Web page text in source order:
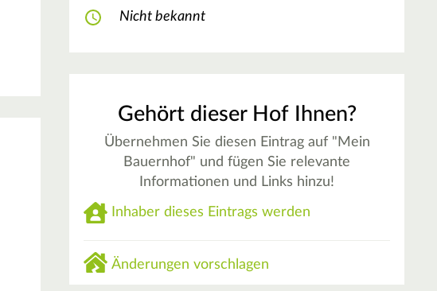
Nicht bekannt
Gehört dieser Hof Ihnen?
Übernehmen Sie diesen Eintrag auf "Mein
Bauernhof" und fügen Sie relevante
Informationen und Links hinzu!
Inhaber dieses Eintrags werden
Änderungen vorschlagen